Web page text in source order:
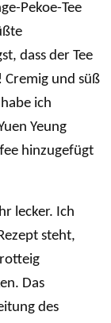
Pekoe-Tee
dass der Tee
und süß
ich
Yeung
hinzugefügt
lecker. Ich
steht,
Das
des